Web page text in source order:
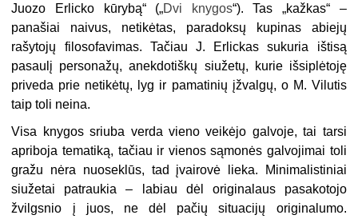
Juozo Erlicko kūrybą“ („Dvi knygos“). Tas „kažkas“ –
panašiai naivus, netikėtas, paradoksų kupinas abiejų
rašytojų filosofavimas. Tačiau J. Erlickas sukuria ištisą
pasaulį personažų, anekdotiškų siužetų, kurie išsiplėtoję
priveda prie netikėtų, lyg ir pamatinių įžvalgų, o M. Vilutis
taip toli neina.
Visa knygos sriuba verda vieno veikėjo galvoje, tai tarsi
apriboja tematiką, tačiau ir vienos sąmonės galvojimai toli
gražu nėra nuoseklūs, tad įvairovė lieka. Minimalistiniai
siužetai patraukia – labiau dėl originalaus pasakotojo
žvilgsnio į juos, ne dėl pačių situacijų originalumo.